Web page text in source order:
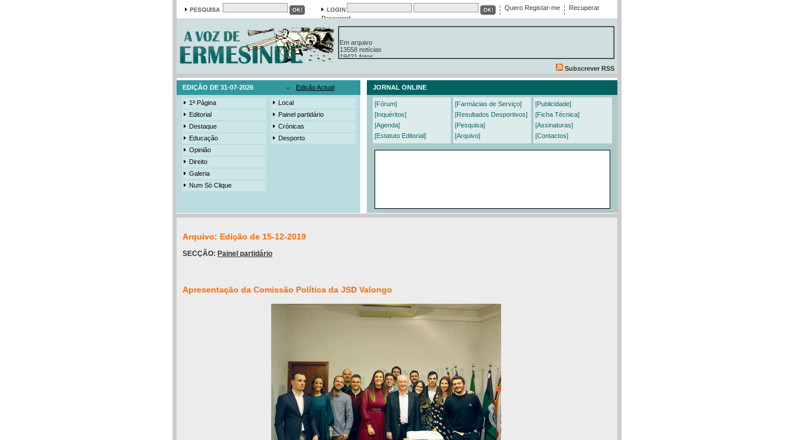
Quero Registar-me
Recuperar
Password
13558 notícias
19421 fotos
385 edições
Subscrever RSS
EDIÇÃO DE 31-07-2026 Edição Actual JORNAL ONLINE
1ª Página
Editorial
Destaque
Educação
Opinião
Direito
Galeria
Num Só Clique
Local
Painel partidário
Crónicas
Desporto
[Fórum]
[Inquéritos]
[Agenda]
[Estatuto Editorial]
[Farmácias de Serviço]
[Resultados Desportivos]
[Pesquisa]
[Arquivo]
[Publicidade]
[Ficha Técnica]
[Assinaturas]
[Contactos]
Arquivo: Edição de 15-12-2019
SECÇÃO: Painel partidário
Apresentação da Comissão Política da JSD Valongo